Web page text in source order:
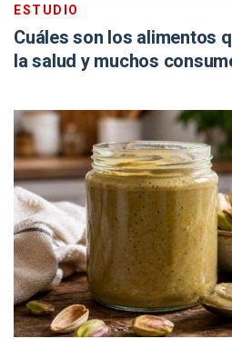
ESTUDIO
Cuáles son los alimentos
la salud y muchos